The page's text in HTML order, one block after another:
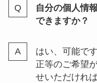
自分の個人情
できますか？
はい、可能で
正等のご希望
せいただけれ